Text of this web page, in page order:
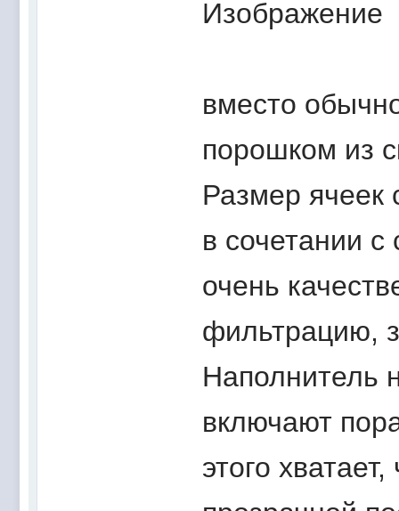
вместо
порошком из
Размер ячеек
в сочетании
очень
фильтрацию,
Наполнитель
включают
этого